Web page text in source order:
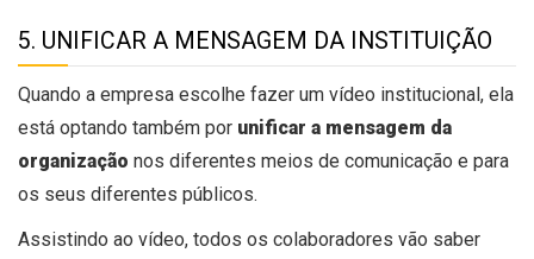
5. UNIFICAR A MENSAGEM DA INSTITUIÇÃO
Quando a empresa escolhe fazer um vídeo institucional, ela
está optando também por unificar a mensagem da
organização nos diferentes meios de comunicação e para
os seus diferentes públicos.
Assistindo ao vídeo, todos os colaboradores vão saber